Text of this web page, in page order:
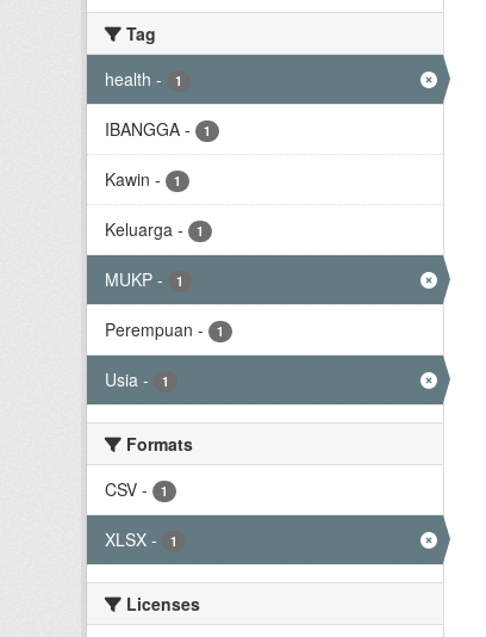
Tag
health - 1
IBANGGA - 1
Kawin - 1
Keluarga - 1
MUKP - 1
Perempuan - 1
Usia - 1
Formats
CSV - 1
XLSX - 1
Licenses